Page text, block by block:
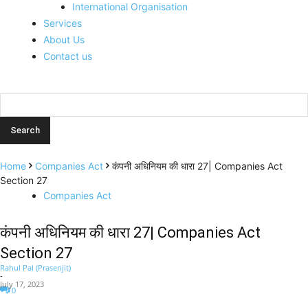
International Organisation
Services
About Us
Contact us
Home Companies Act
कंपनी अधिनियम की धारा 27| Companies Act
Section 27
Companies Act
कंपनी अधिनियम की धारा 27| Companies Act
Section 27
Rahul Pal (Prasenjit)
-
July 17, 2023
0